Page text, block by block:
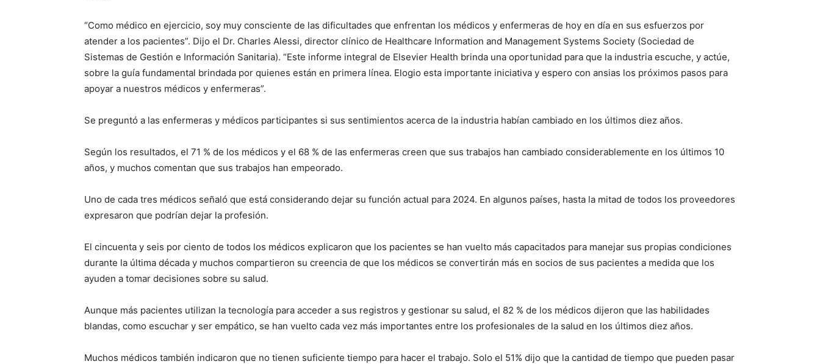
I've read and accept the Privacy Policy .
“Como médico en ejercicio, soy muy consciente de las dificultades que enfrentan los médicos y enfermeras de hoy en día en sus esfuerzos por
atender a los pacientes”. Dijo el Dr. Charles Alessi, director clínico de Healthcare Information and Management Systems Society (Sociedad de
Sistemas de Gestión e Información Sanitaria). “Este informe integral de Elsevier Health brinda una oportunidad para que la industria escuche, y actúe,
sobre la guía fundamental brindada por quienes están en primera línea. Elogio esta importante iniciativa y espero con ansias los próximos pasos para
apoyar a nuestros médicos y enfermeras”.
Se preguntó a las enfermeras y médicos participantes si sus sentimientos acerca de la industria habían cambiado en los últimos diez años.
Según los resultados, el 71 % de los médicos y el 68 % de las enfermeras creen que sus trabajos han cambiado considerablemente en los últimos 10
años, y muchos comentan que sus trabajos han empeorado.
Uno de cada tres médicos señaló que está considerando dejar su función actual para 2024. En algunos países, hasta la mitad de todos los proveedores
expresaron que podrían dejar la profesión.
El cincuenta y seis por ciento de todos los médicos explicaron que los pacientes se han vuelto más capacitados para manejar sus propias condiciones
durante la última década y muchos compartieron su creencia de que los médicos se convertirán más en socios de sus pacientes a medida que los
ayuden a tomar decisiones sobre su salud.
Aunque más pacientes utilizan la tecnología para acceder a sus registros y gestionar su salud, el 82 % de los médicos dijeron que las habilidades
blandas, como escuchar y ser empático, se han vuelto cada vez más importantes entre los profesionales de la salud en los últimos diez años.
Muchos médicos también indicaron que no tienen suficiente tiempo para hacer el trabajo. Solo el 51% dijo que la cantidad de tiempo que pueden pasar